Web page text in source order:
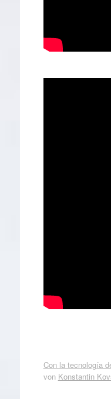
Con la tecnología
von Konstantin